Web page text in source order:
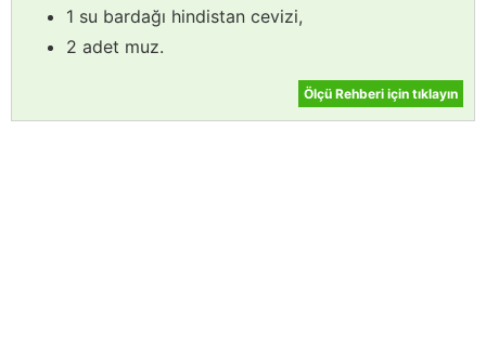
1 su bardağı hindistan cevizi,
2 adet muz.
Ölçü Rehberi için tıklayın